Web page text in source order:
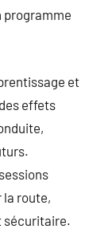
programme
et
effets
la route,
sécuritaire.